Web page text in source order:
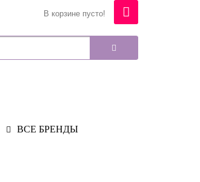
В корзине пусто!
ВСЕ БРЕНДЫ